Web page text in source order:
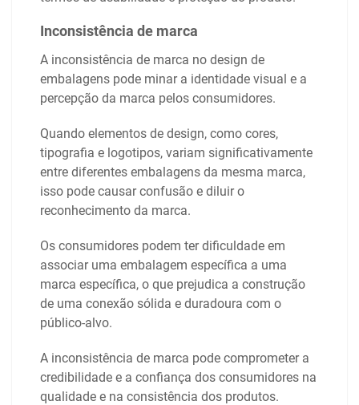
Inconsistência de marca
A inconsistência de marca no design de
embalagens pode minar a identidade visual e a
percepção da marca pelos consumidores.
Quando elementos de design, como cores,
tipografia e logotipos, variam significativamente
entre diferentes embalagens da mesma marca,
isso pode causar confusão e diluir o
reconhecimento da marca.
Os consumidores podem ter dificuldade em
associar uma embalagem específica a uma
marca específica, o que prejudica a construção
de uma conexão sólida e duradoura com o
público-alvo.
A inconsistência de marca pode comprometer a
credibilidade e a confiança dos consumidores na
qualidade e na consistência dos produtos.